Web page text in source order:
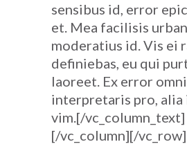
sensibus id, error
et. Mea facilisis
moderatius id. Vis ei
definiebas, eu qui
laoreet. Ex error
interpretaris pro, alia
vim.[/vc_column_text]
[/vc_column][/